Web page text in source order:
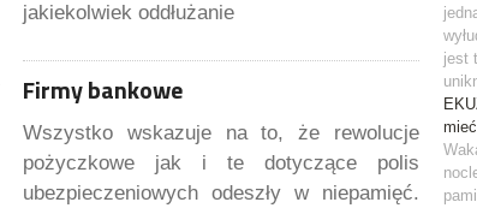
jakiekolwiek oddłużanie
Firmy bankowe
Wszystko wskazuje na to, że rewolucje
pożyczkowe jak i te dotyczące polis
ubezpieczeniowych odeszły w niepamięć.
jest